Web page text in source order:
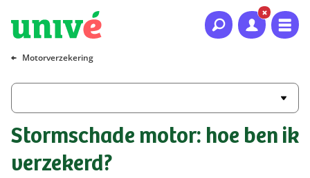
Naar hoofdinhoud
Naar hoofdnavigatie
Naar footer
Motorverzekering
Stormschade motor: hoe ben ik
verzekerd?